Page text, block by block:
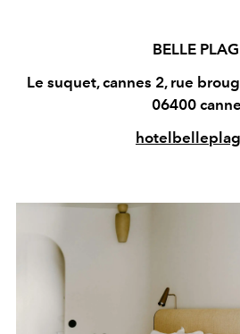
BELLE
Le suquet, cannes 2, rue
06400